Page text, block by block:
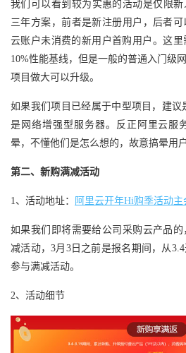
我们可以看到较为实惠的活动是仅限新
三年方案，前者是新注册用户，后者
云账户未消费的新用户首购用户。这
10%性能基线，但是一般的普通入门级
项目做大可以升级。
如果我们项目已经属于中型项目，建
是网络增强型服务器。反正阿里云服
晕，不懂他们是怎么想的，故意搞晕用户
第二、新购满减活动
1、活动地址： 阿里云开年Hi购季活动主
如果我们即将需要给公司采购云产品
减活动，3月3日之前是报名期间，从
参与满减活动。
2、活动细节